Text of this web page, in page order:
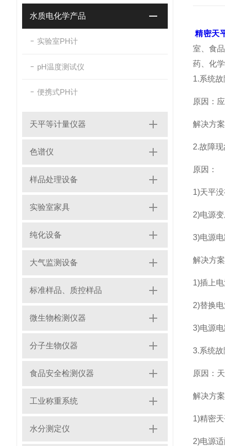
水质电化学产品
实验室PH计
pH温度测试仪
便携式PH计
天平等计量仪器
色谱仪
样品处理设备
实验室家具
纯化设备
大气监测设备
标准样品、质控样品
微生物检测仪器
分子生物仪器
食品安全检测仪器
工业称重系统
水分测定仪
精密天
室、食
药、化
1.系统
原因：
解决方
2.故障
原因：
1)天平
2)电源
3)电源
解决方
1)插上
2)替换
3)电源
3.系统
原因：
解决方
1)精密
2)电源